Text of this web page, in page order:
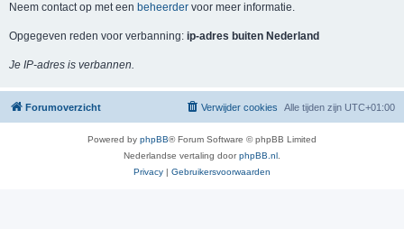
Neem contact op met een beheerder voor meer informatie.
Opgegeven reden voor verbanning: ip-adres buiten Nederland
Je IP-adres is verbannen.
Forumoverzicht Alle tijden zijn UTC+01:00
Verwijder cookies
Powered by phpBB® Forum Software © phpBB Limited
Nederlandse vertaling doorphpBB.nl
Privacy | Gebruikersvoorwaarden